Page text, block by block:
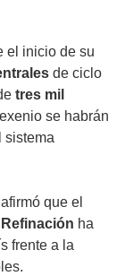
el inicio de su
de ciclo
tres mil
se habrán
sistema
que el
ha
frente a la